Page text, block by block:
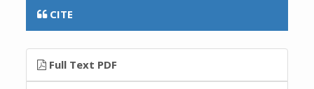
CITE
Full Text PDF